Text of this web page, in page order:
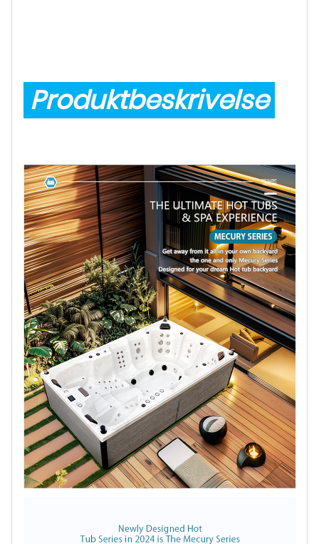
Produktbeskrivelse